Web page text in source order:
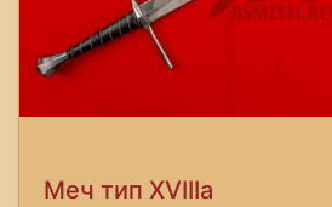
Меч тип XVIIIa